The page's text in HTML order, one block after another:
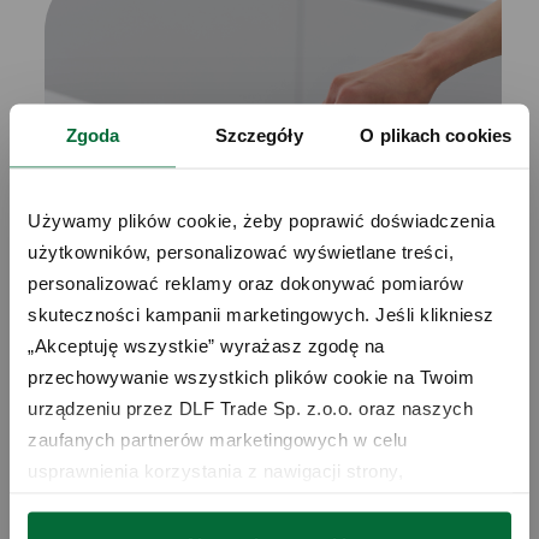
Zgoda Szczegóły O plikach cookies
Używamy plików cookie, żeby poprawić doświadczenia
użytkowników, personalizować wyświetlane treści,
personalizować reklamy oraz dokonywać pomiarów
skuteczności kampanii marketingowych. Jeśli klikniesz
„Akceptuję wszystkie” wyrażasz zgodę na
przechowywanie wszystkich plików cookie na Twoim
urządzeniu przez DLF Trade Sp. z.o.o. oraz naszych
zaufanych partnerów marketingowych w celu
usprawnienia korzystania z nawigacji strony,